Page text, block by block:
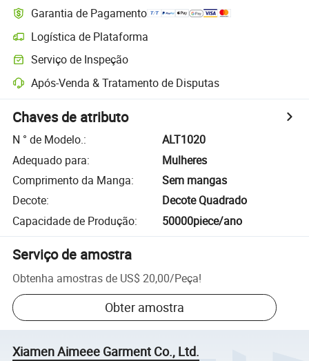
Garantia de Pagamento
Logística de Plataforma
Serviço de Inspeção
Após-Venda & Tratamento de Disputas
Chaves de atributo
N ° de Modelo.:
ALT1020
Adequado para:
Mulheres
Comprimento da Manga:
Sem mangas
Decote:
Decote Quadrado
Capacidade de Produção: 50000piece/ano
Serviço de amostra
Obtenha amostras de US$ 20,00/Peça!
Obter amostra
Xiamen Aimeee Garment Co., Ltd.